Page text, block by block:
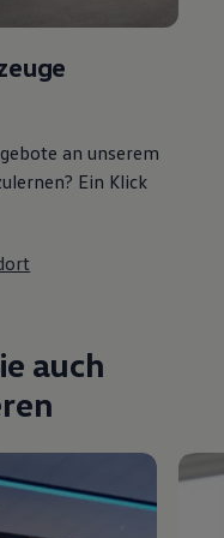
an unserem
Ein Klick
auch